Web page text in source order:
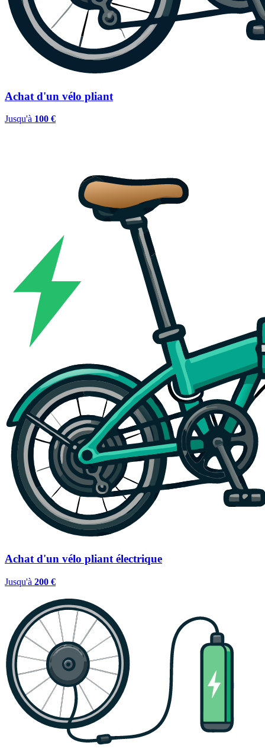
Achat d'un vélo pliant
Jusqu'à 100 €
Achat d'un vélo pliant électrique
Jusqu'à 200 €